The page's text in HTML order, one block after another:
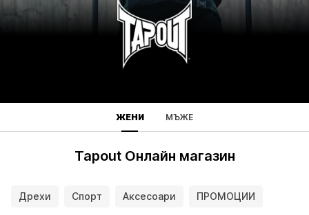
ЖЕНИ МЪЖЕ
Tapout Онлайн магазин
Дрехи Спорт Аксесоари ПРОМОЦИИ